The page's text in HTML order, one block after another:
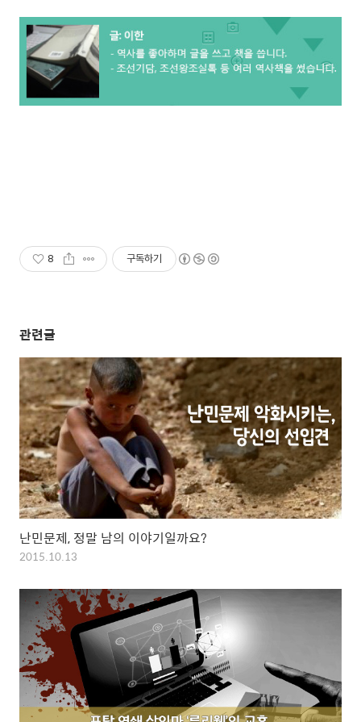
8 구독하기
관련글
난민문제, 정말 남의 이야기일까요?
2015.10.13